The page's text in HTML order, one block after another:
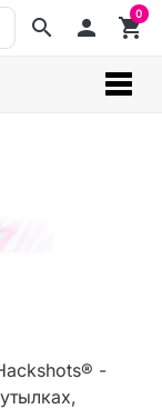
search person shopping_cart
0
-